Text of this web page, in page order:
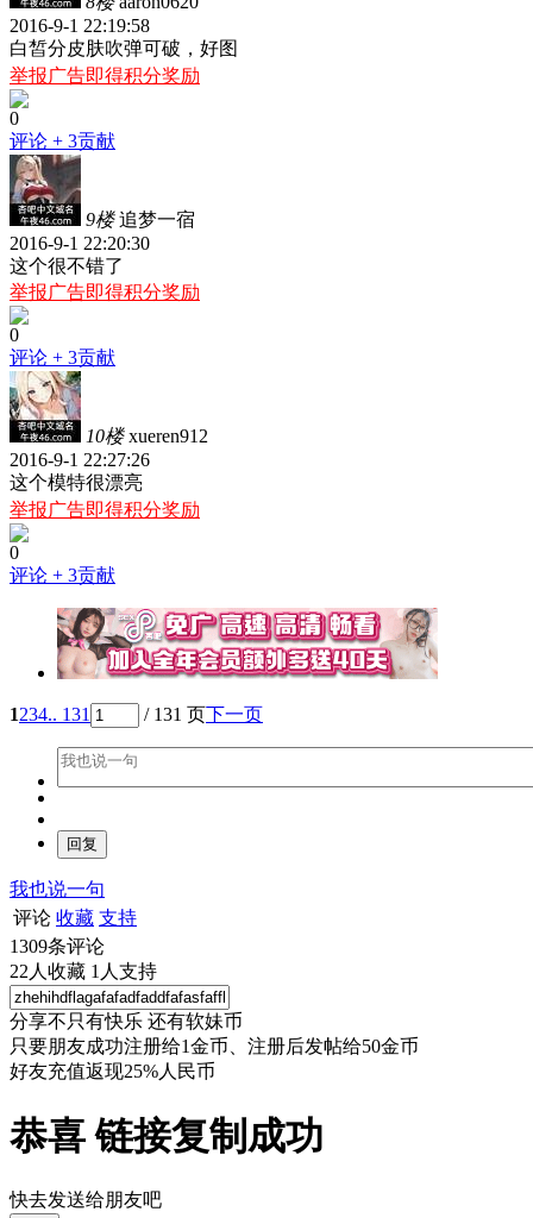
2016-9-1 22:19:58
白皙分皮肤吹弹可破，好图
举报广告即得积分奖励
0
评论 + 3贡献
9楼 追梦一宿
2016-9-1 22:20:30
这个很不错了
举报广告即得积分奖励
0
评论 + 3贡献
10楼 xueren912
2016-9-1 22:27:26
这个模特很漂亮
举报广告即得积分奖励
0
评论 + 3贡献
1234.. 131 / 131 页下一页
我也说一句
评论 收藏 支持
1309条评论
22 人收藏 1 人支持
分享不只有快乐 还有软妹币
只要朋友成功注册给1金币、注册后发帖给50金币
好友充值返现25%人民币
恭喜 链接复制成功
快去发送给朋友吧